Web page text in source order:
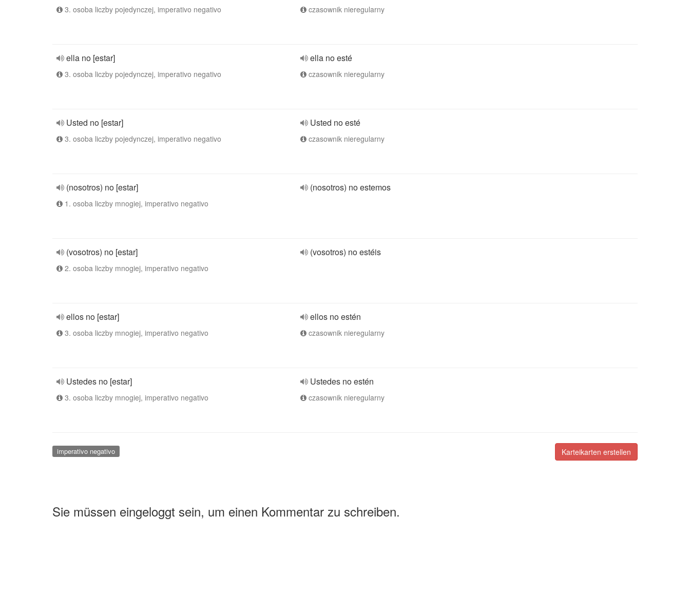
3. osoba liczby pojedynczej, imperativo negativo czasownik nieregularny
ella no [estar]
3. osoba liczby pojedynczej, imperativo negativo
ella no esté
czasownik nieregularny
Usted no [estar]
3. osoba liczby pojedynczej, imperativo negativo
Usted no esté
czasownik nieregularny
(nosotros) no [estar]
1. osoba liczby mnogiej, imperativo negativo
(nosotros) no estemos
(vosotros) no [estar]
2. osoba liczby mnogiej, imperativo negativo
(vosotros) no estéis
ellos no [estar]
3. osoba liczby mnogiej, imperativo negativo
ellos no estén
czasownik nieregularny
Ustedes no [estar]
3. osoba liczby mnogiej, imperativo negativo
Ustedes no estén
czasownik nieregularny
Karteikarten erstellen
imperativo negativo
Sie müssen eingeloggt sein, um einen Kommentar zu schreiben.